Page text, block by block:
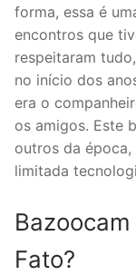
forma, essa é
encontros que
respeitaram
no início dos
era o
os amigos. Este
outros da
limitada
Fato?